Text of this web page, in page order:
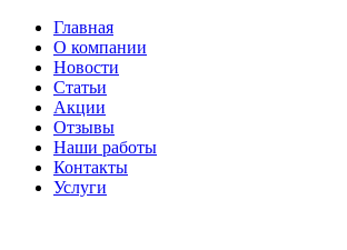
Главная
О компании
Новости
Статьи
Акции
Отзывы
Наши работы
Контакты
Услуги